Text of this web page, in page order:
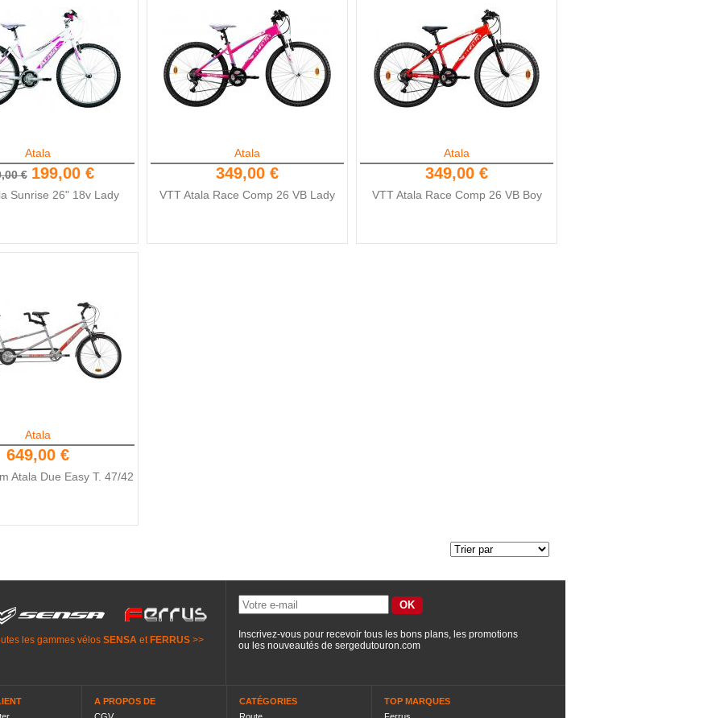
Atala
€ 199,00 €
Sunrise 26" 18v Lady
Atala
349,00 €
VTT Atala Race Comp 26 VB Lady
Atala
349,00 €
VTT Atala Race Comp 26 VB Boy
Atala
649,00 €
Atala Due Easy T. 47/42
les gammes vélos SENSA et FERRUS >>
Inscrivez-vous pour recevoir tous les bons plans, les promotions
ou les nouveautés de sergedutouron.com
A PROPOS DE
CATÉGORIES
TOP MARQUES